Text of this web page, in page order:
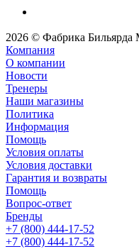
2026 © Фабрика Бильярда
Компания
О компании
Новости
Тренеры
Наши магазины
Политика
Информация
Помощь
Условия оплаты
Условия доставки
Гарантия и возвраты
Помощь
Вопрос-ответ
Бренды
+7 (800) 444-17-52
+7 (800) 444-17-52